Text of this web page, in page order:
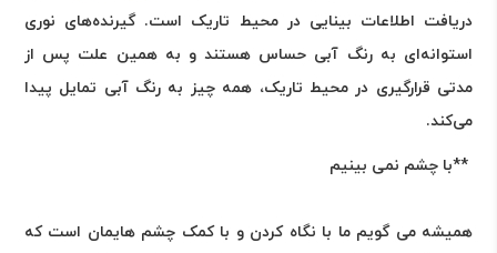
دریافت اطلاعات بینایی در محیط تاریک است. گیرنده‌های نوری
استوانه‌ای به رنگ آبی حساس هستند و به همین علت پس از
مدتی قرارگیری در محیط تاریک، همه چیز به رنگ آبی تمایل پیدا
می‌کند.
**با چشم نمی بینیم
همیشه می گویم ما با نگاه کردن و با کمک چشم هایمان است که